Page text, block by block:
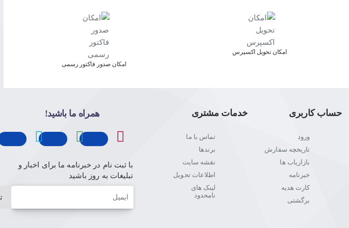
اﻣﮑﺎن ﺗﺤﻮﯾﻞ اﮐﺴﭙﺮس
امکان صدور فاکتور رسمی
حساب کاربری
ورود
تاریخچه سفارش
بازاریاب ها
خبرنامه
کارت هدیه
برگشتی
خدمات مشتری
تماس با ما
برندها
نقشه سایت
اطلاعات تحویل
لینک های
نامحدود
همراه ما باشید!
با ثبت نام در خبرنامه ما برای اخبار و
تبلیغات به روز باشید
ایمیل